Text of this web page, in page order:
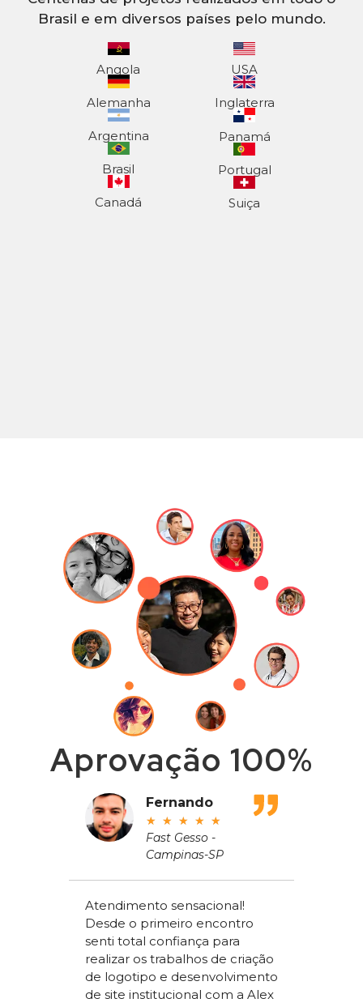
Brasil e em diversos países pelo mundo.
Angola
Alemanha
Argentina
Brasil
Canadá
USA
Inglaterra
Panamá
Portugal
Suiça
Aprovação 100%
Fernando
★ ★ ★ ★ ★
Fast Gesso -
Campinas-SP
Atendimento sensacional!
Desde o primeiro encontro
senti total confiança para
realizar os trabalhos de criação
de logotipo e desenvolvimento
de site institucional com a Alex